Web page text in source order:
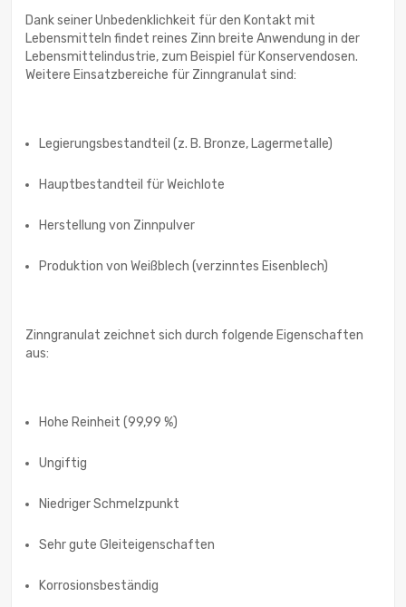
Dank seiner Unbedenklichkeit für den Kontakt mit
Lebensmitteln findet reines Zinn breite Anwendung in der
Lebensmittelindustrie, zum Beispiel für Konservendosen.
Weitere Einsatzbereiche für Zinngranulat sind:
Legierungsbestandteil (z. B. Bronze, Lagermetalle)
Hauptbestandteil für Weichlote
Herstellung von Zinnpulver
Produktion von Weißblech (verzinntes Eisenblech)
Zinngranulat zeichnet sich durch folgende Eigenschaften
aus:
Hohe Reinheit (99,99 %)
Ungiftig
Niedriger Schmelzpunkt
Sehr gute Gleiteigenschaften
Korrosionsbeständig